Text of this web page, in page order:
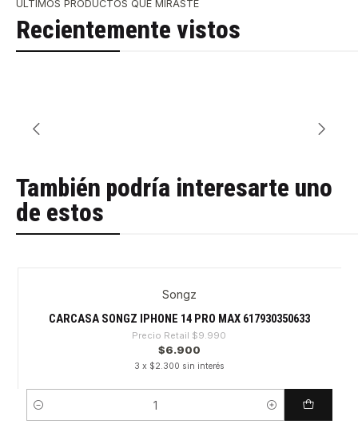
ÚLTIMOS PRODUCTOS QUE MIRASTE
Recientemente vistos
También podría interesarte uno
de estos
Songz
CARCASA SONGZ IPHONE 14 PRO MAX 617930350633
Precio Retail $9.990
$6.900
3 x $2.300 sin interés
Cantidad